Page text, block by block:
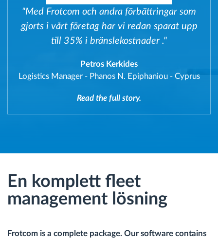
"Med Frotcom och andra förbättringar som
gjorts i vårt företag har vi redan sparat upp
till 35% i bränslekostnader ."
Petros Kerkides
Logistics Manager - Phanos N. Epiphaniou - Cyprus
Read the full story.
En komplett fleet
management lösning
Frotcom is a complete package. Our software contains